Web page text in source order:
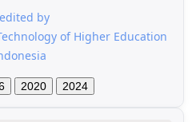
by
of Higher Education
2020 2024